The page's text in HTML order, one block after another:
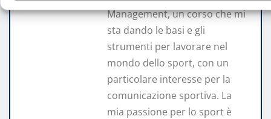
Management, un corso che mi
sta dando le basi e gli
strumenti per lavorare nel
mondo dello sport, con un
particolare interesse per la
comunicazione sportiva. La
mia passione per lo sport è